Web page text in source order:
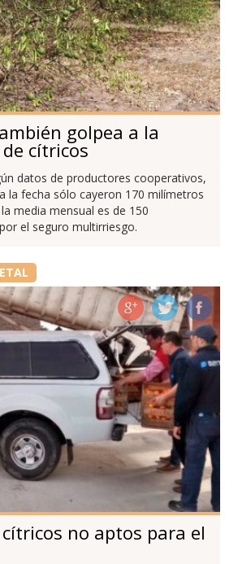
golpea a la
cítricos
datos de productores cooperativos,
la fecha sólo cayeron 170 milímetros
media mensual es de 150
el seguro multirriesgo.
no aptos para el